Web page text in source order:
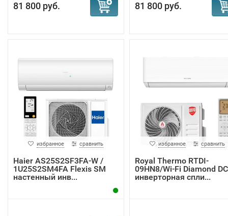
81 800 руб. 81 800 руб.
избранное сравнить
Haier AS25S2SF3FA-W /
1U25S2SM4FA Flexis SM
настенный инв...
избранное сравнить
Royal Thermo RTDI-
09HN8/Wi-Fi Diamond DC
инверторная спли...